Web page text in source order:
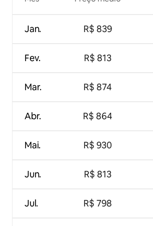
Jan.
Fev.
Mar.
Abr.
Mai.
Jun.
Jul.
R$ 839
R$ 813
R$ 874
R$ 864
R$ 930
R$ 813
R$ 798